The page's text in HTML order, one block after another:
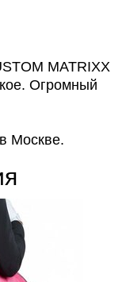
MATRIXX
Огромный
Москве.